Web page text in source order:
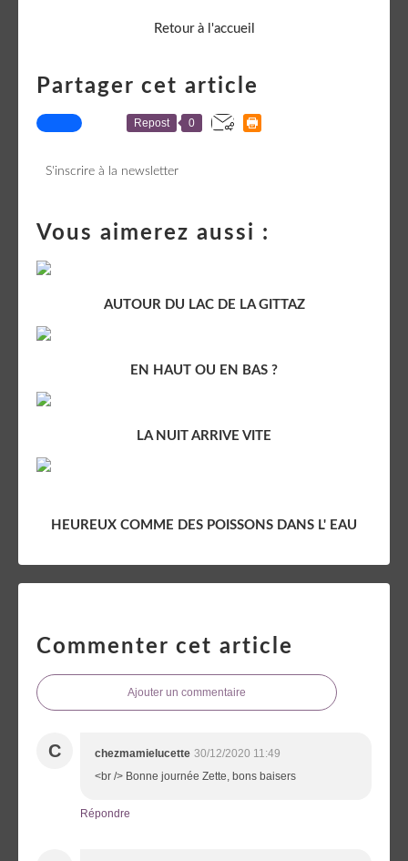
Retour à l'accueil
Partager cet article
Repost 0
S'inscrire à la newsletter
Vous aimerez aussi :
AUTOUR DU LAC DE LA GITTAZ
EN HAUT OU EN BAS ?
LA NUIT ARRIVE VITE
HEUREUX COMME DES POISSONS DANS L' EAU
Commenter cet article
Ajouter un commentaire
C chezmamielucette 30/12/2020 11:49
<br /> Bonne journée Zette, bons baisers
Répondre